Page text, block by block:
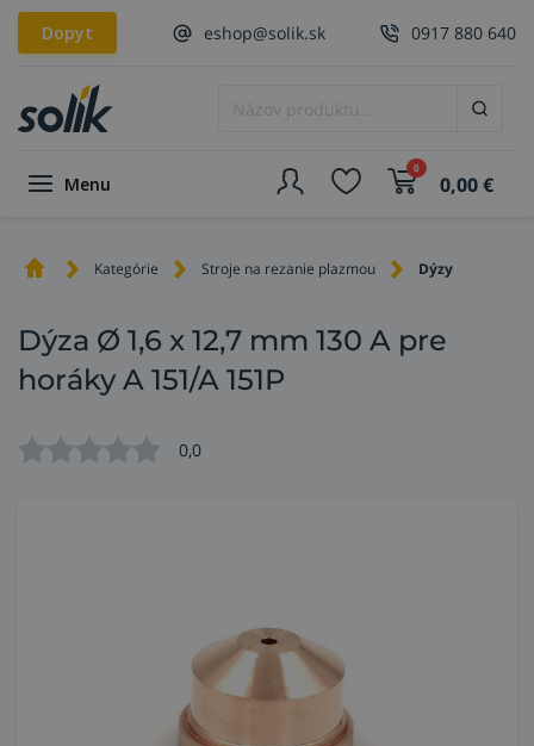
Dopyt eshop@solik.sk 0917 880 640
Menu
0
0,00€
Kategórie Stroje na rezanie plazmou Dýzy
Dýza Ø 1,6 x 12,7 mm 130 A pre
horáky A 151/A 151P
0,0